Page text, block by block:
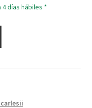
días hábiles *